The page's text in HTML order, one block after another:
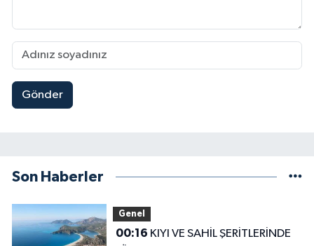
Gönder
Son Haberler
Genel
00:16